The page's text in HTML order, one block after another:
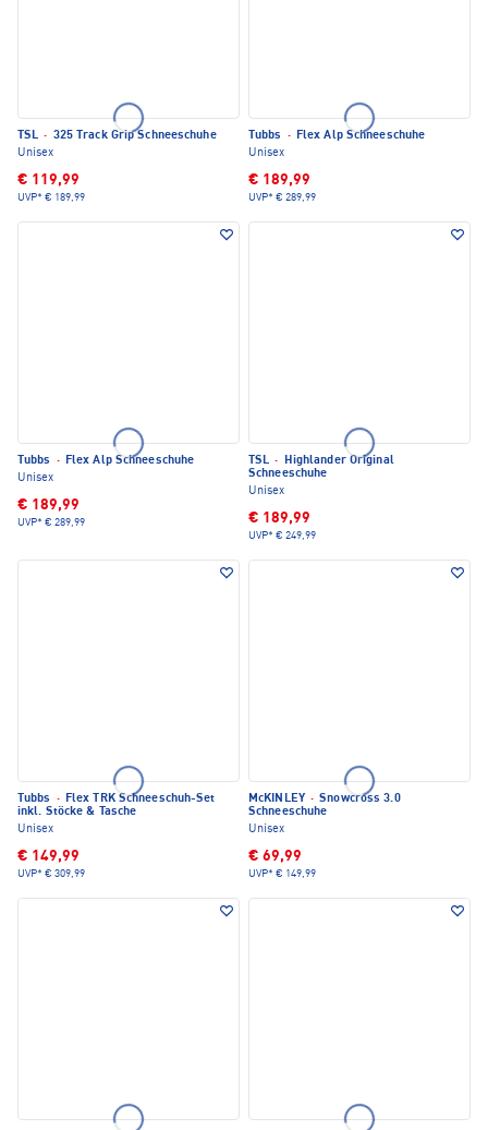
TSL · 325 Track Grip Schneeschuhe
Unisex
€ 119,99
UVP* € 189,99
Tubbs · Flex Alp Schneeschuhe
Unisex
€ 189,99
UVP* € 289,99
Tubbs · Flex Alp Schneeschuhe
Unisex
€ 189,99
UVP* € 289,99
TSL ·
Highlander Original
Schneeschuhe
Unisex
€ 189,99
UVP* € 249,99
Tubbs · Flex TRK Schneeschuh-Set
inkl. Stöcke & Tasche
Unisex
€ 149,99
UVP* € 309,99
McKINLEY · Snowcross 3.0
Schneeschuhe
Unisex
€ 69,99
UVP* € 149,99